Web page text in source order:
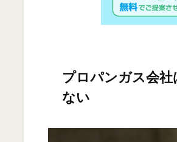
プロパンガス会
ない